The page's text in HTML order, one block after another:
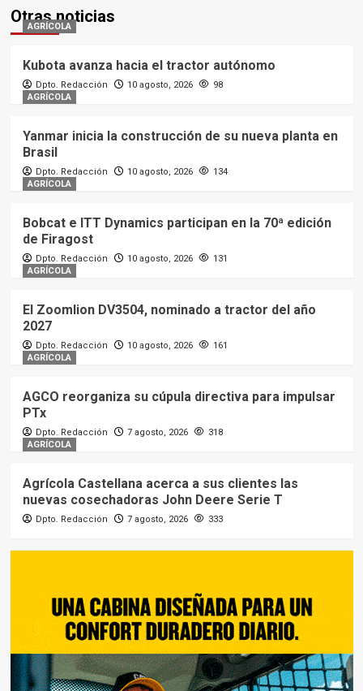
Otras noticias
AGRÍCOLA
Kubota avanza hacia el tractor autónomo
Dpto. Redacción 10 agosto, 2026
98
AGRÍCOLA
Yanmar inicia la construcción de su nueva planta en
Brasil
Dpto. Redacción 10 agosto, 2026
134
AGRÍCOLA
Bobcat e ITT Dynamics participan en la 70ª edición
de Firagost
Dpto. Redacción 10 agosto, 2026
131
AGRÍCOLA
El Zoomlion DV3504, nominado a tractor del año
2027
Dpto. Redacción 10 agosto, 2026
161
AGRÍCOLA
AGCO reorganiza su cúpula directiva para impulsar
PTx
Dpto. Redacción 7 agosto, 2026
318
AGRÍCOLA
Agrícola Castellana acerca a sus clientes las
nuevas cosechadoras John Deere Serie T
Dpto. Redacción 7 agosto, 2026 333